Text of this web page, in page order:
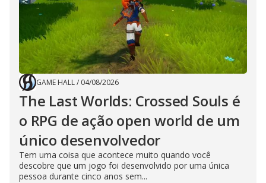
GAME HALL/ 04/08/2026
The Last Worlds: Crossed Souls é
o RPG de ação open world de um
único desenvolvedor
Tem uma coisa que acontece muito quando você
descobre que um jogo foi desenvolvido por uma única
pessoa durante cinco anos sem...